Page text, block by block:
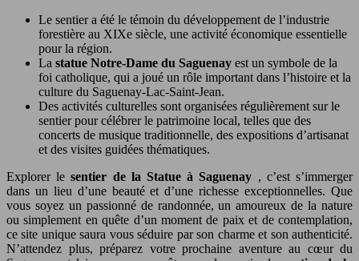
Le sentier a été le témoin du développement de l’industrie
forestière au XIXe siècle, une activité économique essentielle
pour la région.
La statue Notre-Dame du Saguenay est un symbole de la
foi catholique, qui a joué un rôle important dans l’histoire et la
culture du Saguenay-Lac-Saint-Jean.
Des activités culturelles sont organisées régulièrement sur le
sentier pour célébrer le patrimoine local, telles que des
concerts de musique traditionnelle, des expositions d’artisanat
et des visites guidées thématiques.
Explorer lesentier de la Statue à Saguenay , c’est s’immerger
dans un lieu d’une beauté et d’une richesse exceptionnelles. Que
vous soyez un passionné de randonnée, un amoureux de la nature
ou simplement en quête d’un moment de paix et de contemplation,
ce site unique saura vous séduire par son charme et son authenticité.
N’attendez plus, préparez votre prochaine aventure au cœur du